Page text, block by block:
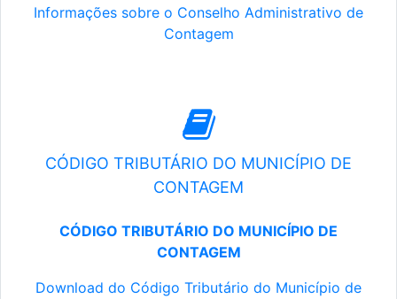
Informações sobre o Conselho Administrativo de
Contagem
CÓDIGO TRIBUTÁRIO DO MUNICÍPIO DE
CONTAGEM
CÓDIGO TRIBUTÁRIO DO MUNICÍPIO DE
CONTAGEM
Download do Código Tributário do Município de